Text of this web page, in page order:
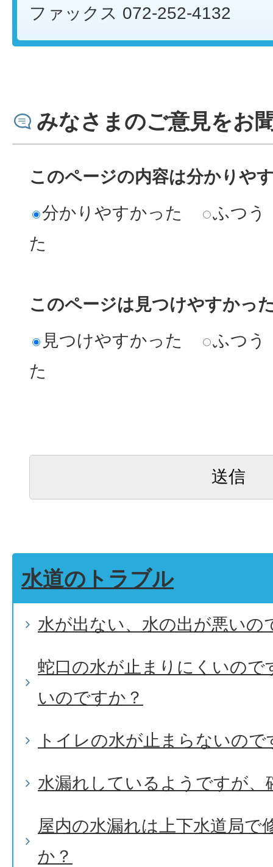
ファックス 072-252-4132
みなさまのご意見をお
このページの内容は分かりや
分かりやすかった
ふつう
た
このページは見つけやすかっ
見つけやすかった
ふつう
た
水道のトラブル
水が出ない、水の出が悪いの
蛇口の水が止まりにくいので
いのですか？
トイレの水が止まらないので
水漏れしているようですが、
屋内の水漏れは上下水道局で
か？